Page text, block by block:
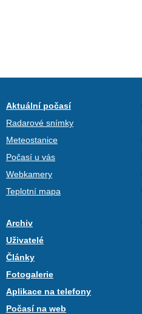
Aktuální počasí
Radarové snímky
Meteostanice
Počasí u vás
Webkamery
Teplotní mapa
Archiv
Uživatelé
Články
Fotogalerie
Aplikace na telefony
Počasí na web